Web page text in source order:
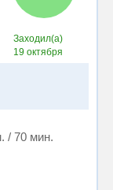
Заходил(а)
19 октября
/ 70 мин.